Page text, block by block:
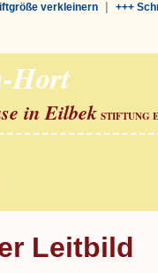
verkleinern| +++
Hort
in Eilbek STIFTUNG
Leitbild